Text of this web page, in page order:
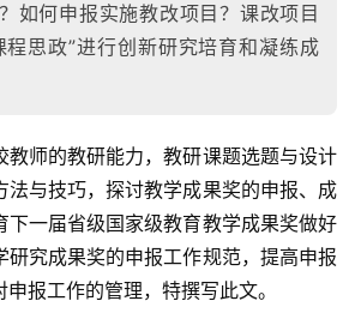
如何申报实施教改项目？课改项目
程思政”进行创新研究培育和凝练成
教师的教研能力，教研课题选题与设计
法与技巧，探讨教学成果奖的申报、成
下一届省级国家级教育教学成果奖做好
研究成果奖的申报工作规范，提高申报
报工作的管理，特撰写此文。